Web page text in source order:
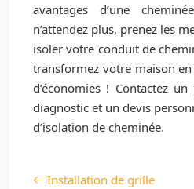
avantages d’une
n’attendez plus, prenez les
isoler votre conduit de
transformez votre maison
d’économies ! Contactez
diagnostic et un devis
d’isolation de cheminée.
Installation de grille